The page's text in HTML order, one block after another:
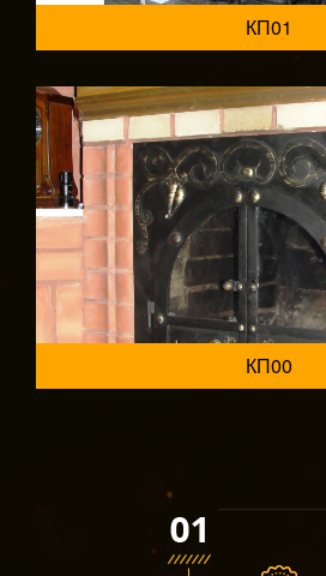
КП01
КП00